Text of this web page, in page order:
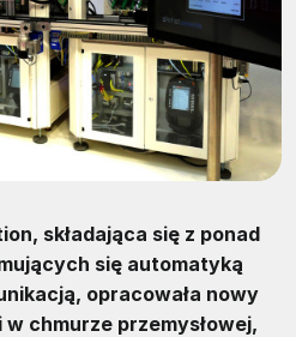
składająca się z ponad
się automatyką
opracowała nowy
chmurze przemysłowej,